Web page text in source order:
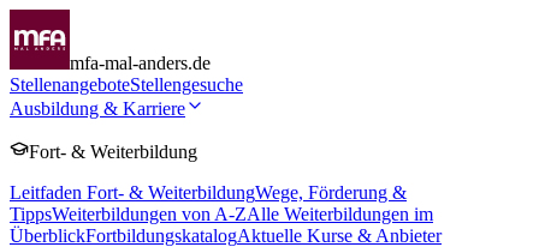
mfa-mal-anders.de
StellenangeboteStellengesuche
Ausbildung & Karriere
Fort- & Weiterbildung
Leitfaden Fort- & WeiterbildungWege, Förderung &
TippsWeiterbildungen von A-ZAlle Weiterbildungen im
ÜberblickFortbildungskatalogAktuelle Kurse & Anbieter